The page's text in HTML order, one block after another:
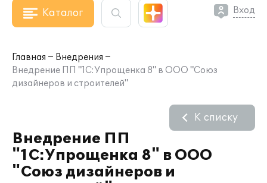
Каталог Вход
Главная
Внедрения
Внедрение ПП "1С:Упрощенка 8" в ООО "Союз
дизайнеров и строителей"
Внедрение ПП
"1С:Упрощенка 8" в ООО
"Союз дизайнеров и
К списку